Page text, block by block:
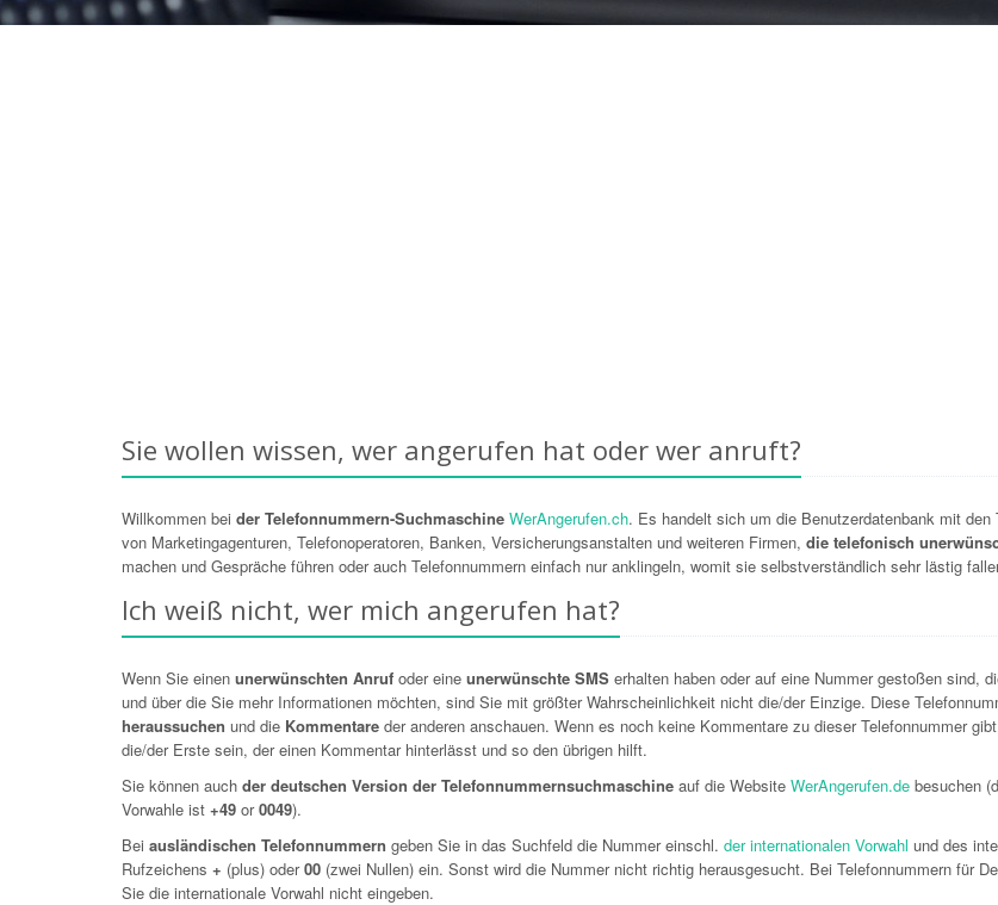
Sie wollen wissen, wer angerufen hat oder wer anruft?
Willkommen bei der Telefonnummern-Suchmaschine WerAngerufen.ch. Es handelt sich um die Benutzerdatenbank mit den
von Marketingagenturen, Telefonoperatoren, Banken, Versicherungsanstalten und weiteren Firmen, die telefonisch
machen und Gespräche führen oder auch Telefonnummern einfach nur anklingeln, womit sie selbstverständlich sehr lästig
Ich weiß nicht, wer mich angerufen hat?
Wenn Sie einen unerwünschten Anruf oder eine unerwünschte SMS erhalten haben oder auf eine Nummer gestoßen sind,
und über die Sie mehr Informationen möchten, sind Sie mit größter Wahrscheinlichkeit nicht die/der Einzige. Diese
heraussuchen und die Kommentare der anderen anschauen. Wenn es noch keine Kommentare zu dieser Telefonnummer
die/der Erste sein, der einen Kommentar hinterlässt und so den übrigen hilft.
Sie können auch der deutschen Version der Telefonnummernsuchmaschine auf die Website WerAngerufen.de besuchen
Vorwahle ist +49 or0049).
Bei ausländischen Telefonnummern geben Sie in das Suchfeld die Nummer einschl. der internationalen Vorwahl und des
Rufzeichens + (plus) oder00 (zwei Nullen) ein. Sonst wird die Nummer nicht richtig herausgesucht. Bei Telefonnummern für
Sie die internationale Vorwahl nicht eingeben.